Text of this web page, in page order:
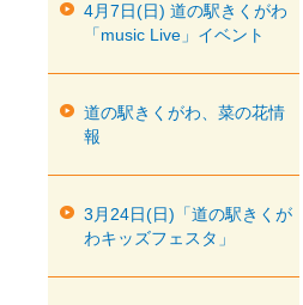
4月7日(日) 道の駅きくがわ
「music Live」イベント
道の駅きくがわ、菜の花情
報
3月24日(日)「道の駅きくが
わキッズフェスタ」